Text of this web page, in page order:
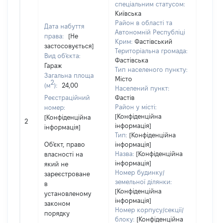
2
Дата набуття
права:
[Не
застосовується]
Вид об'єкта:
Гараж
Загальна площа
(м2):
24,00
Реєстраційний
номер:
[Конфіденційна
інформація]
Об'єкт, право
власності на
який не
зареєстроване
в
установленому
законом
порядку
спеціальним статусом:
Київська
Район в області та
Автономній Республіці
Крим: Фастівський
Територіальна громада:
Фастівська
Тип населеного пункту:
Місто
Населений пункт:
Фастів
Район у місті:
[Конфіденційна
інформація]
Тип: [Конфіденційна
інформація]
Назва: [Конфіденційна
інформація]
Номер будинку/
земельної ділянки:
[Конфіденційна
інформація]
Номер корпусу/секції/
блоку: [Конфіденційна